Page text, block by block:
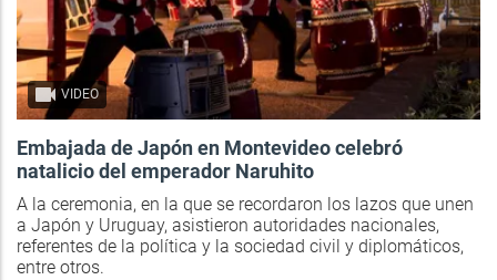
VIDEO
Embajada de Japón en Montevideo celebró
natalicio del emperador Naruhito
A la ceremonia, en la que se recordaron los lazos que unen
a Japón y Uruguay, asistieron autoridades nacionales,
referentes de la política y la sociedad civil y diplomáticos,
entre otros.